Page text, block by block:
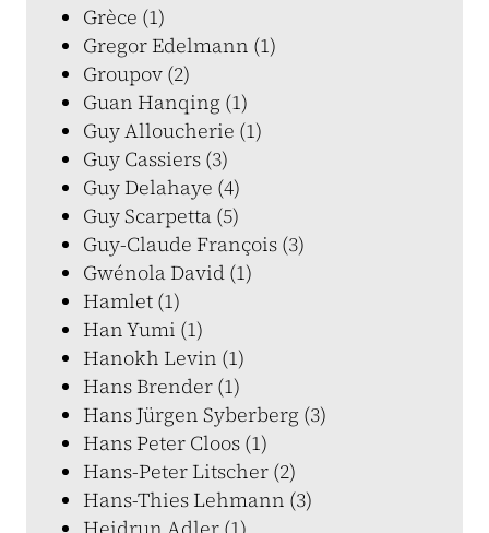
Grèce (1)
Gregor Edelmann (1)
Groupov (2)
Guan Hanqing (1)
Guy Alloucherie (1)
Guy Cassiers (3)
Guy Delahaye (4)
Guy Scarpetta (5)
Guy-Claude François (3)
Gwénola David (1)
Hamlet (1)
Han Yumi (1)
Hanokh Levin (1)
Hans Brender (1)
Hans Jürgen Syberberg (3)
Hans Peter Cloos (1)
Hans-Peter Litscher (2)
Hans-Thies Lehmann (3)